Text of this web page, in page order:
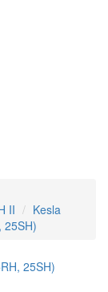
II
Kesla
25SH)